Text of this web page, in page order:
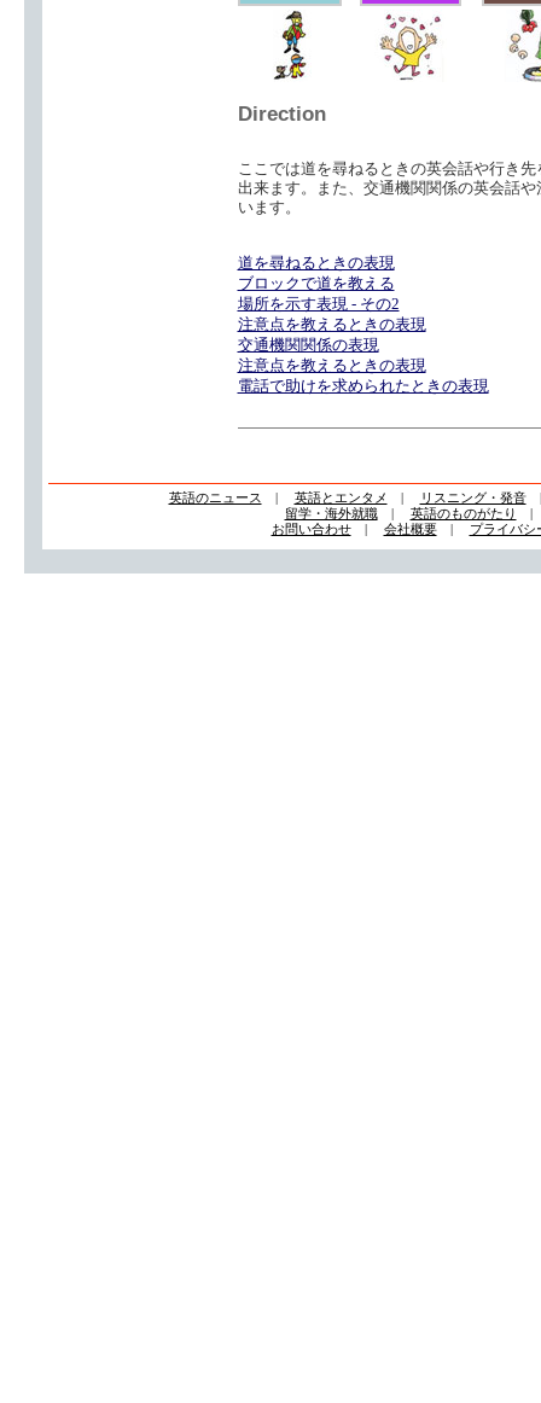
Direction
ここでは道を尋ねるときの英会話や行き
出来ます。また、交通機関関係の英会話
います。
道を尋ねるときの表現
ブロックで道を教える
場所を示す表現 - その2
注意点を教えるときの表現
交通機関関係の表現
注意点を教えるときの表現
電話で助けを求められたときの表現
英語のニュース | 英語とエンタメ | リスニング・発音
留学・海外就職| 英語のものがたり
お問い合わせ| 会社概要| プライバシ